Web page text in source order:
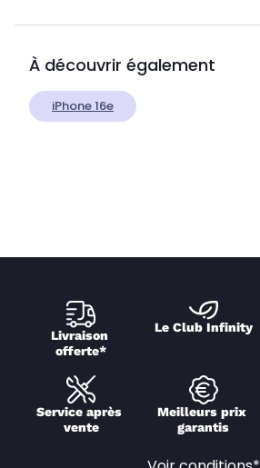
À découvrir également
iPhone 16e
Livraison
offerte*
Le Club Infinity
Service après
vente
Meilleurs prix
garantis